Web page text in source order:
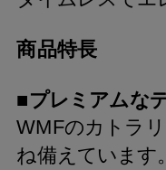
商品特長
■プレミアムな
WMFのカトラ
ね備えています